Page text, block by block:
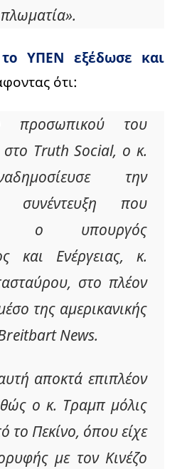
το ΥΠΕΝ εξέδωσε και
ότι:
προσωπικού του
Truth Social, ο κ.
την
συνέντευξη που
ο υπουργός
και Ενέργειας, κ.
στο πλέον
της αμερικανικής
News.
αποκτά επιπλέον
ο κ. Τραμπ μόλις
το Πεκίνο, όπου είχε
με τον Κινέζο